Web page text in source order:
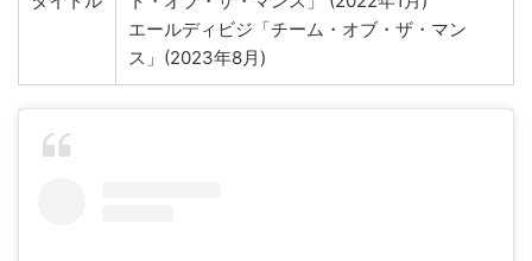
エールディビジ「チーム・オブ・ザ・マン
ス」(2023年8月)